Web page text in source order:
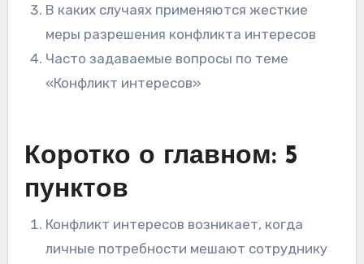
В каких случаях применяются жесткие
меры разрешения конфликта интересов
Часто задаваемые вопросы по теме
«Конфликт интересов»
Коротко о главном: 5
пунктов
Конфликт интересов возникает, когда
личные потребности мешают сотруднику